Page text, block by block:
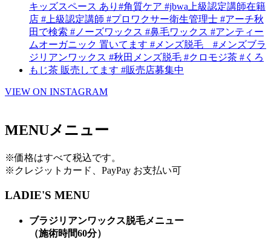
VIEW ON INSTAGRAM
MENUメニュー
※価格はすべて税込です。
※クレジットカード、PayPay お支払い可
LADIE'S MENU
ブラジリアンワックス脱毛メニュー
（施術時間60分）